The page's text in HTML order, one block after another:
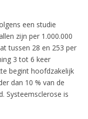
een studie
zijn per 1.000.000
tussen 28 en 253 per
3 tot 6 keer
begint hoofdzakelijk
dan 10 % van de
Systeemsclerose is